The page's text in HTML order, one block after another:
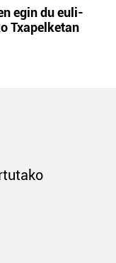
egin du euli-
Txapelketan